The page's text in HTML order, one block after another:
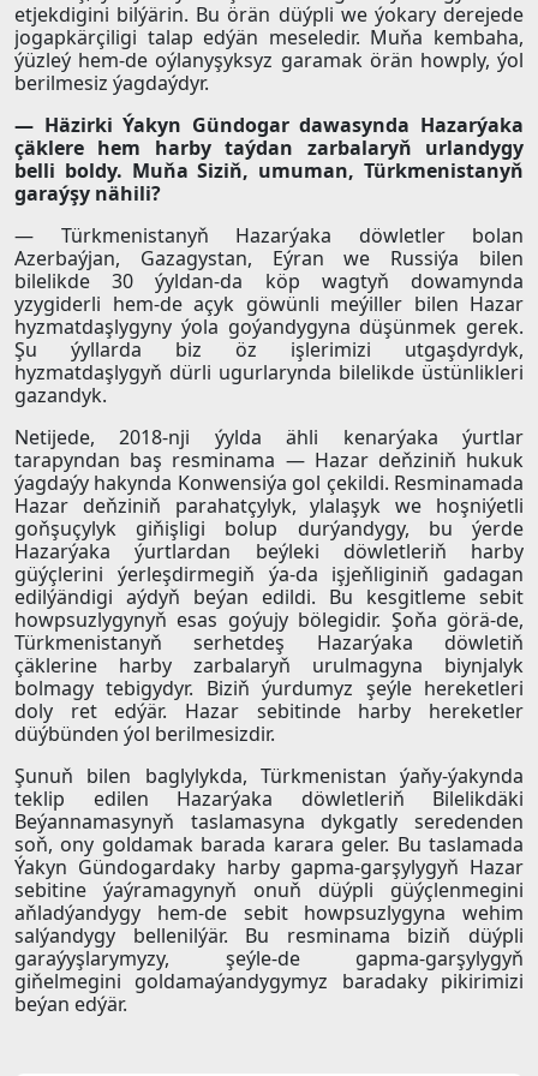
etjekdigini bilýärin. Bu örän düýpli we ýokary derejede
jogapkärçiligi talap edýän meseledir. Muňa kembaha,
ýüzleý hem-de oýlanyşyksyz garamak örän howply, ýol
berilmesiz ýagdaýdyr.
— Häzirki Ýakyn Gündogar dawasynda Hazarýaka
çäklere hem harby taýdan zarbalaryň urlandygy
belli boldy. Muňa Siziň, umuman, Türkmenistanyň
garaýşy nähili?
— Türkmenistanyň Hazarýaka döwletler bolan
Azerbaýjan, Gazagystan, Eýran we Russiýa bilen
bilelikde 30 ýyldan-da köp wagtyň dowamynda
yzygiderli hem-de açyk göwünli meýiller bilen Hazar
hyzmatdaşlygyny ýola goýandygyna düşünmek gerek.
Şu ýyllarda biz öz işlerimizi utgaşdyrdyk,
hyzmatdaşlygyň dürli ugurlarynda bilelikde üstünlikleri
gazandyk.
Netijede, 2018-nji ýylda ähli kenarýaka ýurtlar
tarapyndan baş resminama — Hazar deňziniň hukuk
ýagdaýy hakynda Konwensiýa gol çekildi. Resminamada
Hazar deňziniň parahatçylyk, ylalaşyk we hoşniýetli
goňşuçylyk giňişligi bolup durýandygy, bu ýerde
Hazarýaka ýurtlardan beýleki döwletleriň harby
güýçlerini ýerleşdirmegiň ýa-da işjeňliginiň gadagan
edilýändigi aýdyň beýan edildi. Bu kesgitleme sebit
howpsuzlygynyň esas goýujy bölegidir. Şoňa görä-de,
Türkmenistanyň serhetdeş Hazarýaka döwletiň
çäklerine harby zarbalaryň urulmagyna biynjalyk
bolmagy tebigydyr. Biziň ýurdumyz şeýle hereketleri
doly ret edýär. Hazar sebitinde harby hereketler
düýbünden ýol berilmesizdir.
Şunuň bilen baglylykda, Türkmenistan ýaňy-ýakynda
teklip edilen Hazarýaka döwletleriň Bilelikdäki
Beýannamasynyň taslamasyna dykgatly seredenden
soň, ony goldamak barada karara geler. Bu taslamada
Ýakyn Gündogardaky harby gapma-garşylygyň Hazar
sebitine ýaýramagynyň onuň düýpli güýçlenmegini
aňladýandygy hem-de sebit howpsuzlygyna wehim
salýandygy bellenilýär. Bu resminama biziň düýpli
garaýyşlarymyzy, şeýle-de gapma-garşylygyň
giňelmegini goldamaýandygymyz baradaky pikirimizi
beýan edýär.